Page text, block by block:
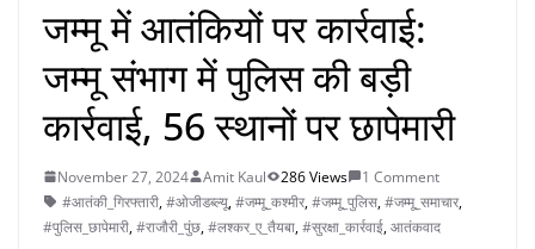
जम्मू में आतंकियों पर कार्रवाई:
जम्मू संभाग में पुलिस की बड़ी
कार्रवाई, 56 स्थानों पर छापेमारी
November 27, 2024 Amit Kaul 286 Views
1 Comment
#आतंकी_गिरफ्तारी,#ओजीडब्ल्यू,#जम्मू_कश्मीर,#जम्मू_पुलिस,#जम्मू_समाचार,
#पुलिस_छापेमारी,#राजौरी_पुंछ,#लश्कर_ए_तैयबा,#सुरक्षा_कार्रवाई,आतंकवाद